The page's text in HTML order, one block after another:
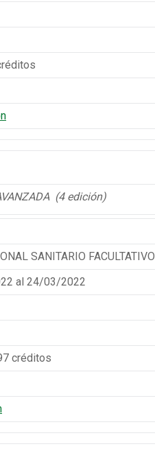
(4 edición)
SANITARIO FACULTATIVO
al 24/03/2022
créditos